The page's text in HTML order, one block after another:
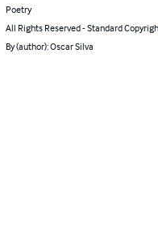
Poetry
All Rights Reserved - Standard
By (author): Oscar Silva